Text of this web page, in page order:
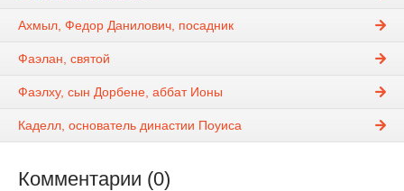
Ахмыл, Федор Данилович, посадник
Фаэлан, святой
Фаэлху, сын Дорбене, аббат Ионы
Каделл, основатель династии Поуиса
Комментарии (0)